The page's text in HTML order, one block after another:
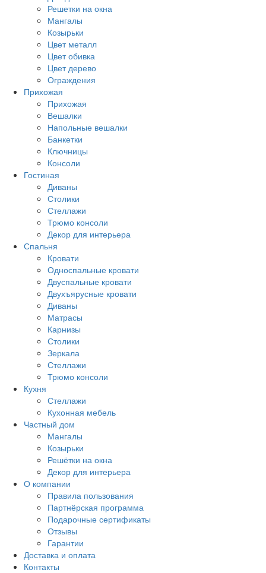
Решетки на окна
Мангалы
Козырьки
Цвет металл
Цвет обивка
Цвет дерево
Ограждения
Прихожая
Прихожая
Вешалки
Напольные вешалки
Банкетки
Ключницы
Консоли
Гостиная
Диваны
Столики
Стеллажи
Трюмо консоли
Декор для интерьера
Спальня
Кровати
Односпальные кровати
Двуспальные кровати
Двухъярусные кровати
Диваны
Матрасы
Карнизы
Столики
Зеркала
Стеллажи
Трюмо консоли
Кухня
Стеллажи
Кухонная мебель
Частный дом
Мангалы
Козырьки
Решётки на окна
Декор для интерьера
О компании
Правила пользования
Партнёрская программа
Подарочные сертификаты
Отзывы
Гарантии
Доставка и оплата
Контакты